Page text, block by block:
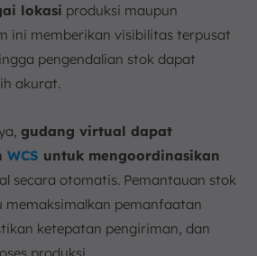
lokasi produksi maupun
ini memberikan visibilitas terpusat
pengendalian stok dapat
akurat.
gudang virtual dapat
WCS untuk mengoordinasikan
secara otomatis. Pemantauan stok
memaksimalkan pemanfaatan
ketepatan pengiriman, dan
produksi.